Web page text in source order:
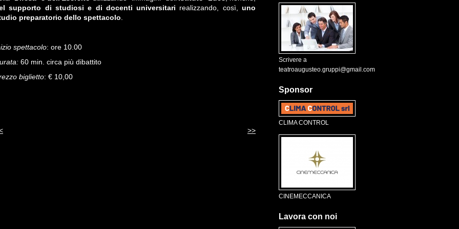
supporto di studiosi e di docenti universitari realizzando, così,uno
preparatorio dello spettacolo
spettacolo: ore 10.00
60 min. circa più dibattito
biglietto: € 10,00
>>
Scrivere a
teatroaugusteo.gruppi@gmail.com
Sponsor
CLIMA CONTROL
CINEMECCANICA
Lavora con noi